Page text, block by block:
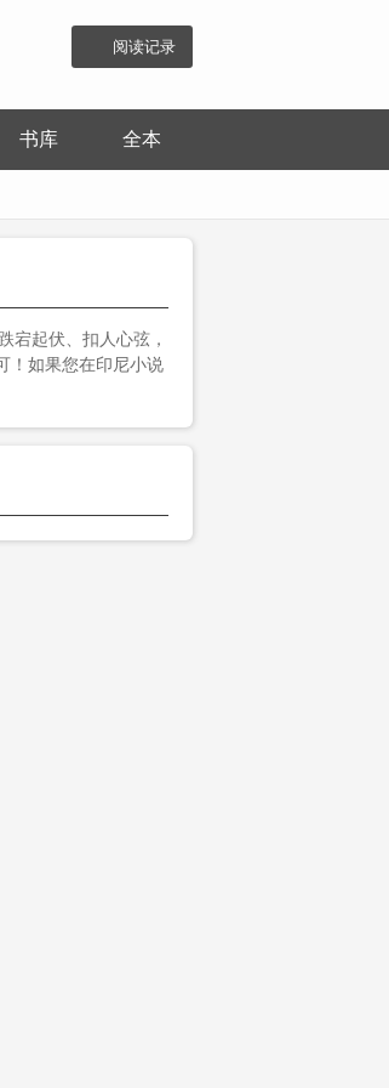
阅读记录
书库 全本
宕起伏、扣人心弦，
！如果您在印尼小说